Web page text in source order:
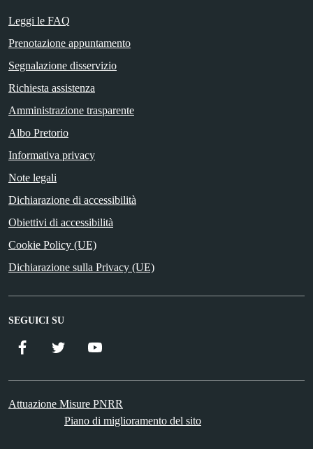
Leggi le FAQ
Prenotazione appuntamento
Segnalazione disservizio
Richiesta assistenza
Amministrazione trasparente
Albo Pretorio
Informativa privacy
Note legali
Dichiarazione di accessibilità
Obiettivi di accessibilità
Cookie Policy (UE)
Dichiarazione sulla Privacy (UE)
SEGUICI SU
Facebook Twitter
Attuazione Misure PNRR
Piano di miglioramento del sito